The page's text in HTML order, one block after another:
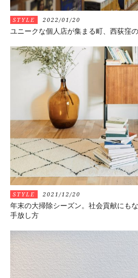
STYLE 2022/01/20
ユニークな個人店が集まる町、西荻窪
STYLE 2021/12/20
年末の大掃除シーズン。社会貢献にも
手放し方